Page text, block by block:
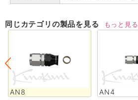
同じカテゴリの製品を見る もっと見る
AN8 AN4